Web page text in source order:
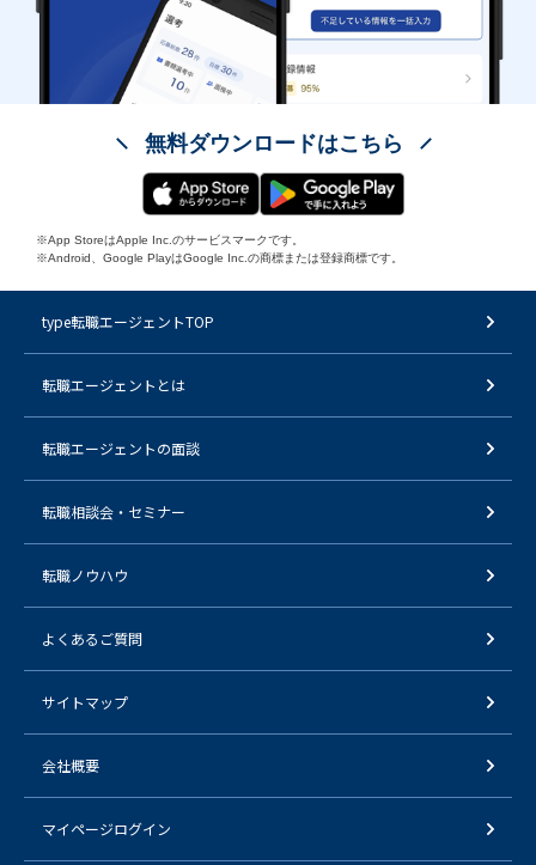
無料ダウンロードはこちら
※App StoreはApple Inc.のサービスマークです。
※Android、Google PlayはGoogle Inc.の商標または登録商標です。
type転職エージェントTOP
転職エージェントとは
転職エージェントの面談
転職相談会・セミナー
転職ノウハウ
よくあるご質問
サイトマップ
会社概要
マイページログイン